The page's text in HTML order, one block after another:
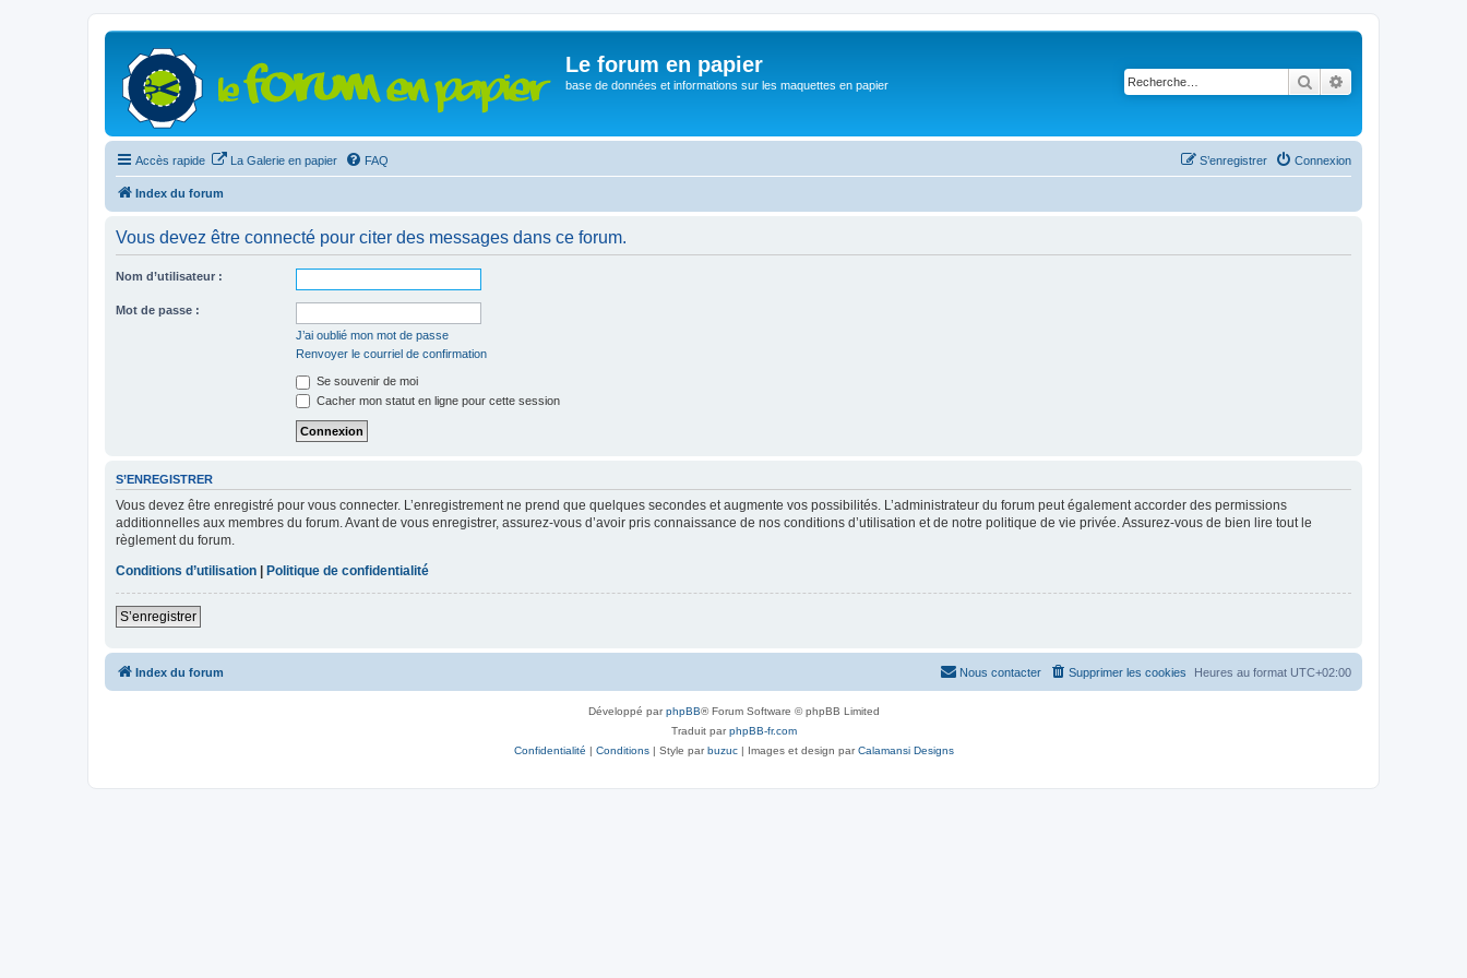
Le forum en papier
base de données et informations sur les maquettes en papier Rechercher
Accès rapide La Galerie en papier FAQ Connexion
S’enregistrer
Index du forum
Vous devez être connecté pour citer des messages dans ce forum.
Nom d’utilisateur :
Mot de passe :
J’ai oublié mon mot de passe
Renvoyer le courriel de confirmation
Se souvenir de moi
Cacher mon statut en ligne pour cette session
S’ENREGISTRER
Vous devez être enregistré pour vous connecter. L’enregistrement ne prend que quelques secondes et augmente vos possibilités. L’administrateur du forum peut également accorder des permissions
additionnelles aux membres du forum. Avant de vous enregistrer, assurez-vous d’avoir pris connaissance de nos conditions d’utilisation et de notre politique de vie privée. Assurez-vous de bien lire tout le
règlement du forum.
Conditions d’utilisation | Politique de confidentialité
S’enregistrer
Index du forum Heures au format UTC+02:00
Supprimer les cookies
Nous contacter
Développé parphpBB® Forum Software © phpBB Limited
Traduit parphpBB-fr.com
Confidentialité | Conditions| Style parbuzuc| Images et design parCalamansi Designs